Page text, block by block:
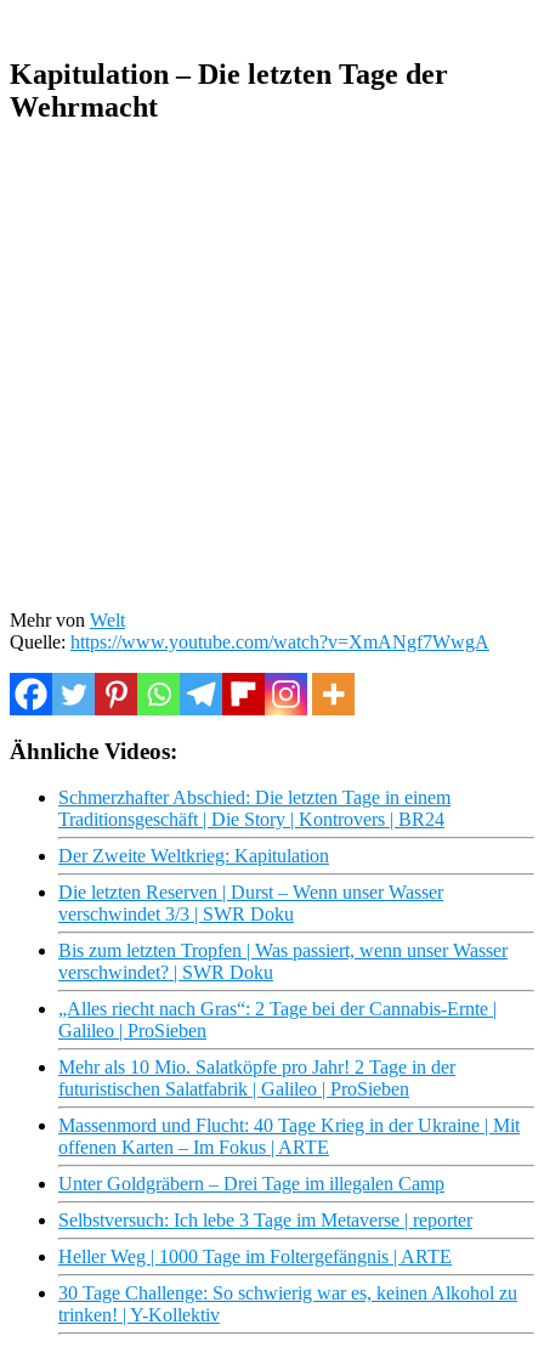
Kapitulation – Die letzten Tage der
Wehrmacht
Mehr von Welt
Quelle: https://www.youtube.com/watch?v=XmANgf7WwgA
Ähnliche Videos:
Schmerzhafter Abschied: Die letzten Tage in einem
Traditionsgeschäft | Die Story | Kontrovers | BR24
Der Zweite Weltkrieg: Kapitulation
Die letzten Reserven | Durst – Wenn unser Wasser
verschwindet 3/3 | SWR Doku
Bis zum letzten Tropfen | Was passiert, wenn unser Wasser
verschwindet? | SWR Doku
„Alles riecht nach Gras“: 2 Tage bei der Cannabis-Ernte |
Galileo | ProSieben
Mehr als 10 Mio. Salatköpfe pro Jahr! 2 Tage in der
futuristischen Salatfabrik | Galileo | ProSieben
Massenmord und Flucht: 40 Tage Krieg in der Ukraine | Mit
offenen Karten – Im Fokus | ARTE
Unter Goldgräbern – Drei Tage im illegalen Camp
Selbstversuch: Ich lebe 3 Tage im Metaverse | reporter
Heller Weg | 1000 Tage im Foltergefängnis | ARTE
30 Tage Challenge: So schwierig war es, keinen Alkohol zu
trinken! | Y-Kollektiv